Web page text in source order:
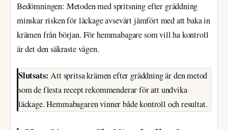
Bedömningen: Metoden med spritsning efter gräddning
minskar risken för läckage avsevärt jämfört med att baka in
krämen från början. För hemmabagare som vill ha kontroll
är det den säkraste vägen.
Slutsats: Att spritsa krämen efter gräddning är den metod
som de flesta recept rekommenderar för att undvika
läckage. Hemmabagaren vinner både kontroll och resultat.